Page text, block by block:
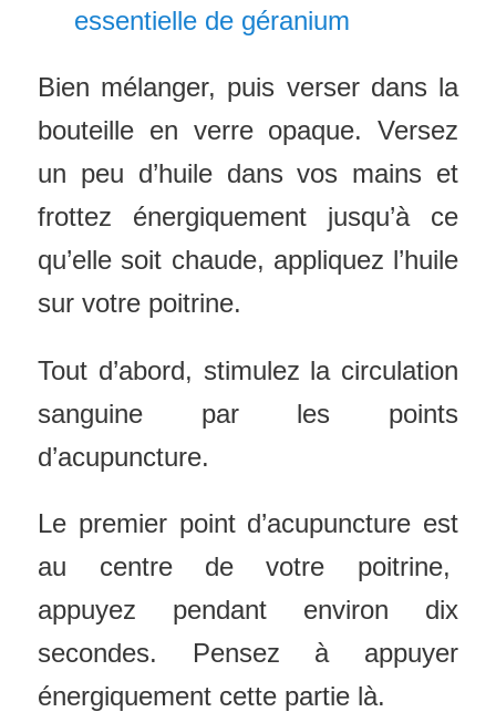
essentielle de géranium
Bien mélanger, puis verser dans la
bouteille en verre opaque. Versez
un peu d’huile dans vos mains et
frottez énergiquement jusqu’à ce
qu’elle soit chaude, appliquez l’huile
sur votre poitrine.
Tout d’abord, stimulez la circulation
sanguine par les points
d’acupuncture.
Le premier point d’acupuncture est
au centre de votre poitrine,
appuyez pendant environ dix
secondes. Pensez à appuyer
énergiquement cette partie là.